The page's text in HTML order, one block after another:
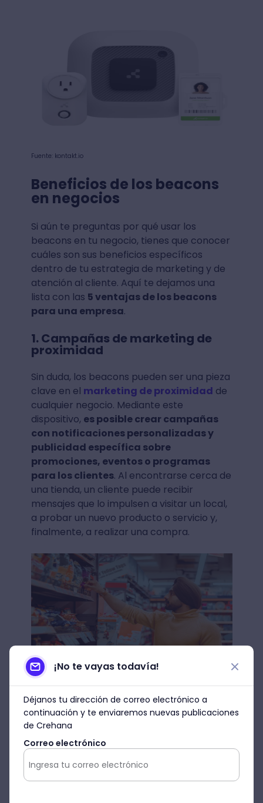
Fuente: kontakt.io
Beneficios de los beacons
en negocios
Si aún te preguntas por qué usar los
beacons en tu negocio, tienes que conocer
cuáles son sus beneficios específicos
dentro de tu estrategia de marketing y de
atención al cliente. Aquí te dejamos una
lista con las 5 ventajas de los beacons
para una empresa.
1. Campañas de marketing de
proximidad
Sin duda, los beacons pueden ser una pieza
clave en el marketing de proximidad de
cualquier negocio. Mediante este
dispositivo, es posible crear campañas
con notificaciones personalizadas y
publicidad específica sobre
promociones, eventos o programas
para los clientes. Al encontrarse cerca de
una tienda, un cliente puede recibir
mensajes que lo impulsen a visitar un local,
a probar un nuevo producto o servicio y,
finalmente, a realizar una compra.
Fuente: Unsplash
2. Guía para la navegación
interna del cliente
Al igual que Google Maps sirve para que
¡No te vayas todavía!
Déjanos tu dirección de correo electrónico a
continuación y te enviaremos nuevas publicaciones
de Crehana
Correo electrónico